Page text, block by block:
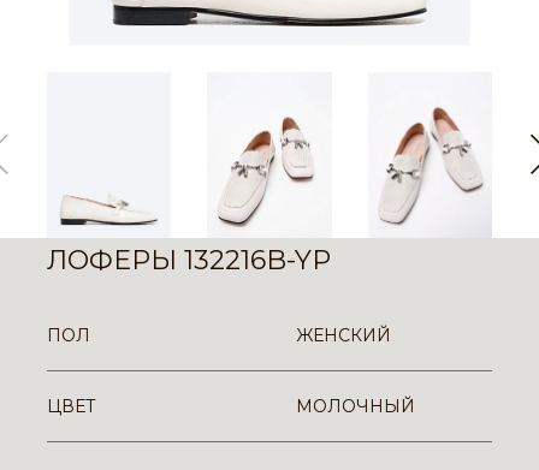
ЛОФЕРЫ 132216B-YP
ПОЛ ЖЕНСКИЙ
ЦВЕТ МОЛОЧНЫЙ